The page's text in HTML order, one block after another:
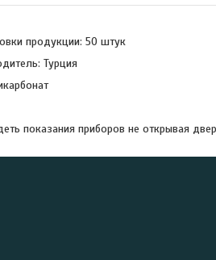
продукции: 50 штук
Турция
показания приборов не открывая